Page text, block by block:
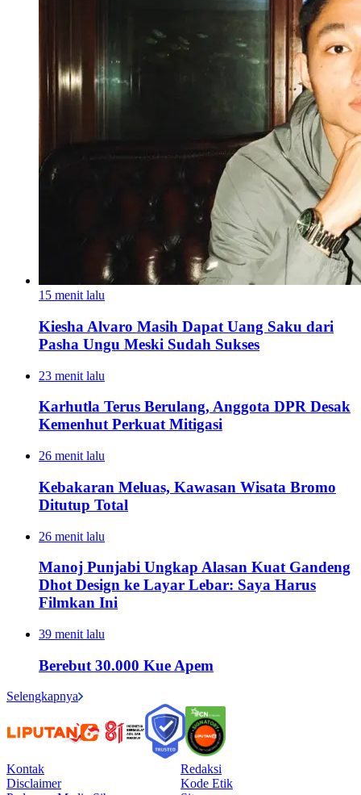
15 menit lalu
Kiesha Alvaro Masih Dapat Uang Saku dari
Pasha Ungu Meski Sudah Sukses
23 menit lalu
Karhutla Terus Berulang, Anggota DPR Desak
Kemenhut Perkuat Mitigasi
26 menit lalu
Kebakaran Meluas, Kawasan Wisata Bromo
Ditutup Total
26 menit lalu
Manoj Punjabi Ungkap Alasan Kuat Gandeng
Dhot Design ke Layar Lebar: Saya Harus
Filmkan Ini
39 menit lalu
Berebut 30.000 Kue Apem
Selengkapnya
Kontak
Redaksi
Disclaimer
Kode Etik